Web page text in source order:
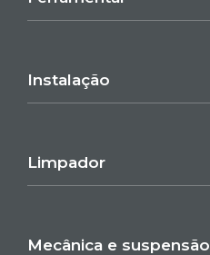
Instalação
Limpador
Mecânica e suspensão